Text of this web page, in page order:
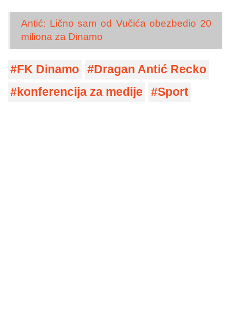
Antić: Lično sam od Vučića obezbedio 20
miliona za Dinamo
FK Dinamo
Dragan Antić Recko
konferencija za medije
Sport